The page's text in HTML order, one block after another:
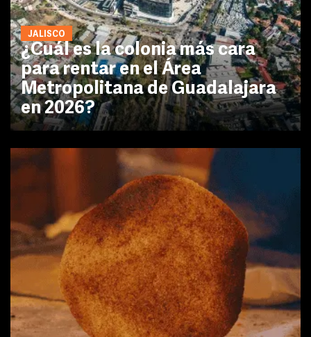
JALISCO
¿Cuál es la colonia más cara
para rentar en el Área
Metropolitana de Guadalajara
en 2026?